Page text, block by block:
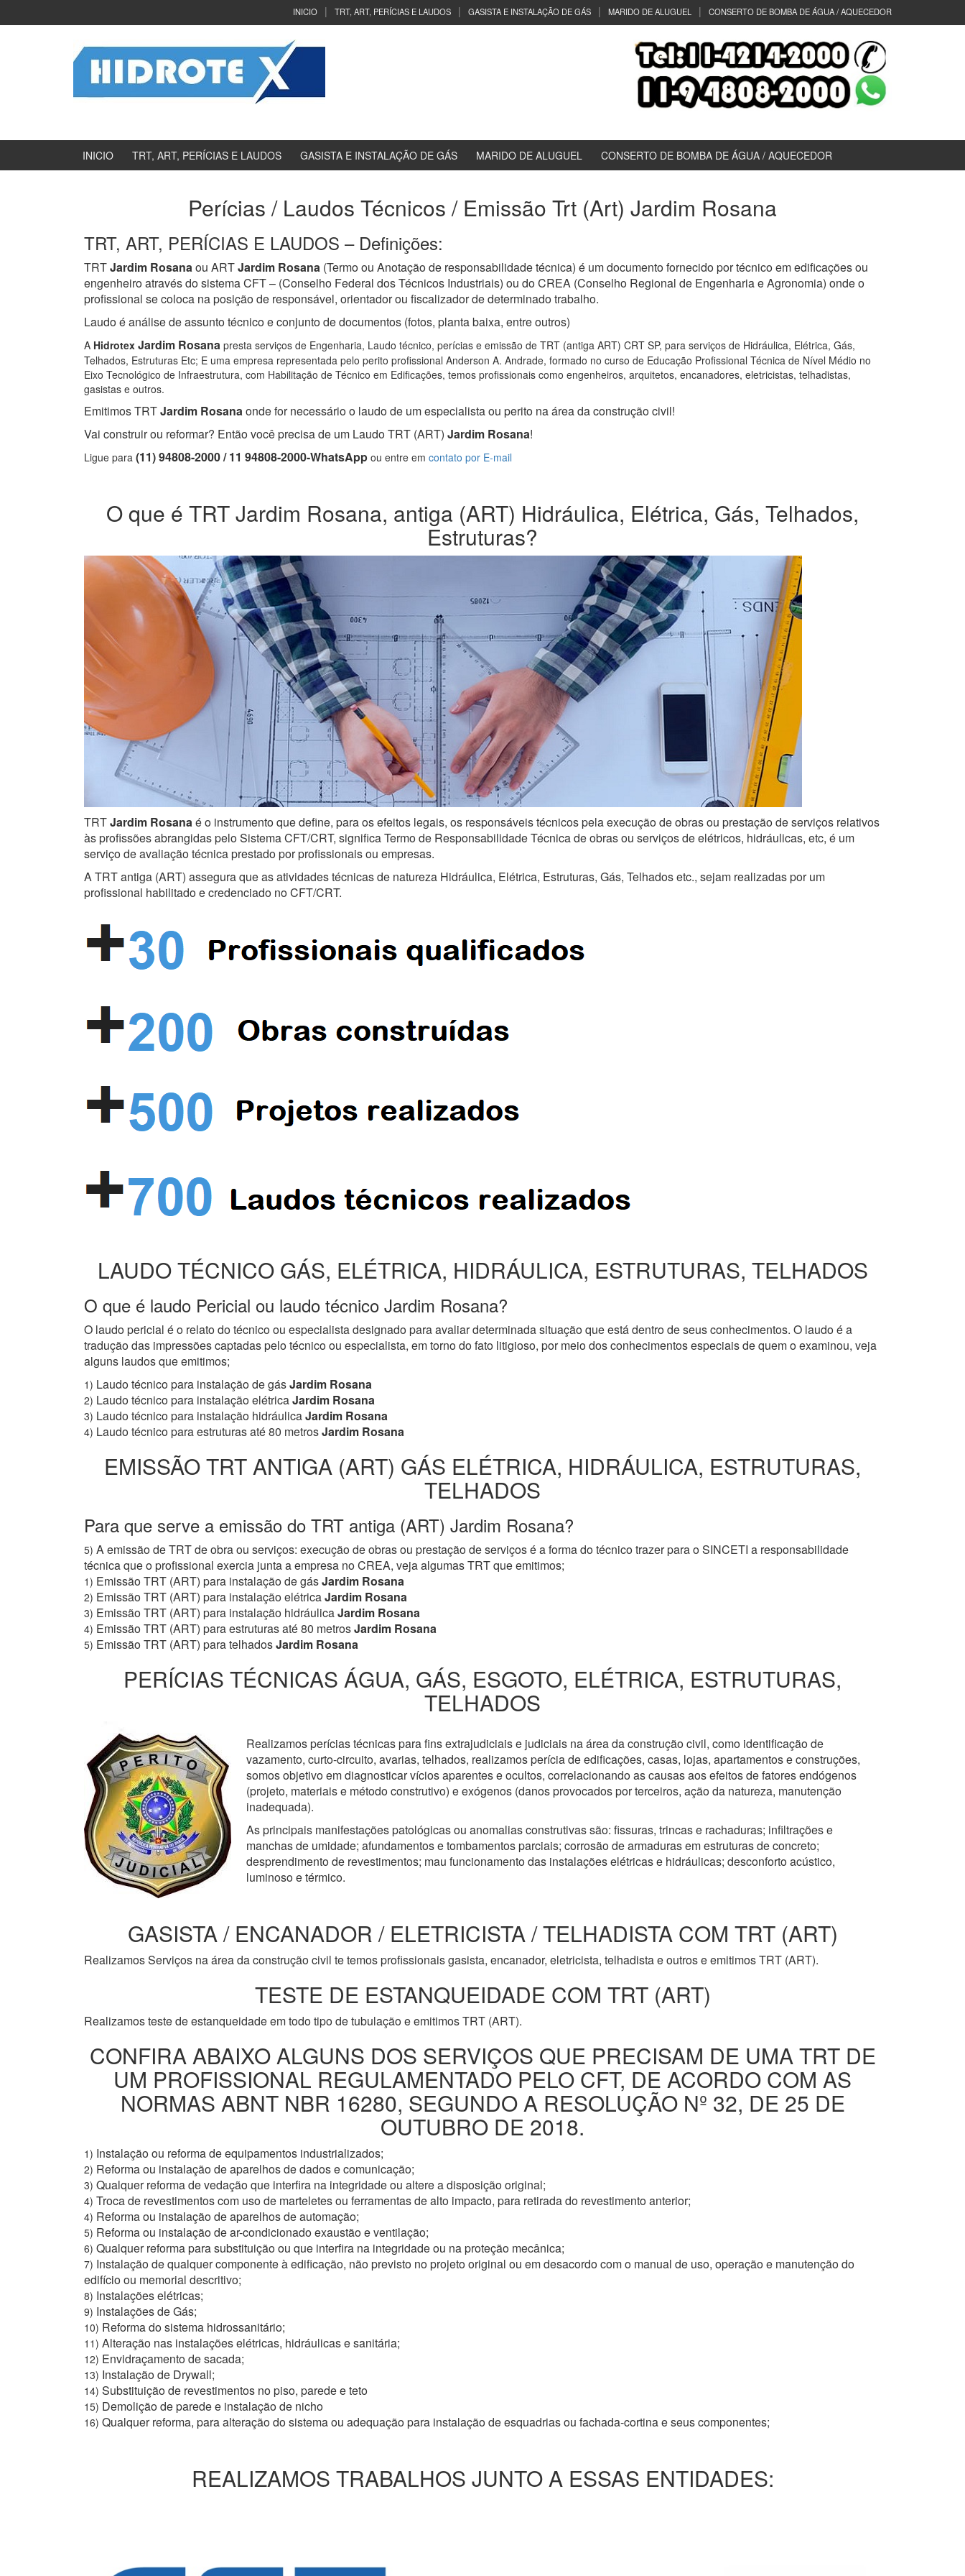
INICIO TRT, ART, PERÍCIAS E LAUDOS GASISTA E INSTALAÇÃO DE GÁS MARIDO DE ALUGUEL CONSERTO DE BOMBA DE ÁGUA / AQUECEDOR
INICIO TRT, ART, PERÍCIAS E LAUDOS GASISTA E INSTALAÇÃO DE GÁS MARIDO DE ALUGUEL CONSERTO DE BOMBA DE ÁGUA / AQUECEDOR
Perícias / Laudos Técnicos / Emissão Trt (Art) Jardim Rosana
TRT, ART, PERÍCIAS E LAUDOS – Definições:
TRTJardim Rosanaou ARTJardim Rosana (Termo ou Anotação de responsabilidade técnica) é um documento fornecido por técnico em edificações ou
engenheiro através do sistema CFT – (Conselho Federal dos Técnicos Industriais) ou do CREA (Conselho Regional de Engenharia e Agronomia) onde o
profissional se coloca na posição de responsável, orientador ou fiscalizador de determinado trabalho.
Laudo é análise de assunto técnico e conjunto de documentos (fotos, planta baixa, entre outros)
A Hidrotex Jardim Rosana presta serviços de Engenharia, Laudo técnico, perícias e emissão de TRT (antiga ART) CRT SP, para serviços de Hidráulica, Elétrica, Gás,
Telhados, Estruturas Etc; E uma empresa representada pelo perito profissional Anderson A. Andrade, formado no curso de Educação Profissional Técnica de Nível Médio no
Eixo Tecnológico de Infraestrutura, com Habilitação de Técnico em Edificações, temos profissionais como engenheiros, arquitetos, encanadores, eletricistas, telhadistas,
gasistas e outros.
Emitimos TRTJardim Rosanaonde for necessário o laudo de um especialista ou perito na área da construção civil!
Vai construir ou reformar? Então você precisa de um Laudo TRT (ART) Jardim Rosana!
Ligue para (11) 94808-2000 / 11 94808-2000-WhatsApp ou entre em contato por E-mail
O que é TRT Jardim Rosana, antiga (ART) Hidráulica, Elétrica, Gás, Telhados,
Estruturas?
TRTJardim Rosanaé o instrumento que define, para os efeitos legais, os responsáveis técnicos pela execução de obras ou prestação de serviços relativos
às profissões abrangidas pelo Sistema CFT/CRT, significa Termo de Responsabilidade Técnica de obras ou serviços de elétricos, hidráulicas, etc, é um
serviço de avaliação técnica prestado por profissionais ou empresas.
A TRT antiga (ART) assegura que as atividades técnicas de natureza Hidráulica, Elétrica, Estruturas, Gás, Telhados etc., sejam realizadas por um
profissional habilitado e credenciado no CFT/CRT.
LAUDO TÉCNICO GÁS, ELÉTRICA, HIDRÁULICA, ESTRUTURAS, TELHADOS
O que é laudo Pericial ou laudo técnico Jardim Rosana?
O laudo pericial é o relato do técnico ou especialista designado para avaliar determinada situação que está dentro de seus conhecimentos. O laudo é a
tradução das impressões captadas pelo técnico ou especialista, em torno do fato litigioso, por meio dos conhecimentos especiais de quem o examinou, veja
alguns laudos que emitimos;
1) Laudo técnico para instalação de gásJardim Rosana
2) Laudo técnico para instalação elétricaJardim Rosana
3) Laudo técnico para instalação hidráulicaJardim Rosana
4) Laudo técnico para estruturas até 80 metrosJardim Rosana
EMISSÃO TRT ANTIGA (ART) GÁS ELÉTRICA, HIDRÁULICA, ESTRUTURAS,
TELHADOS
Para que serve a emissão do TRT antiga (ART) Jardim Rosana?
5) A emissão de TRT de obra ou serviços: execução de obras ou prestação de serviços é a forma do técnico trazer para o SINCETI a responsabilidade
técnica que o profissional exercia junta a empresa no CREA, veja algumas TRT que emitimos;
1) Emissão TRT (ART) para instalação de gásJardim Rosana
2) Emissão TRT (ART) para instalação elétricaJardim Rosana
3) Emissão TRT (ART) para instalação hidráulicaJardim Rosana
4) Emissão TRT (ART) para estruturas até 80 metrosJardim Rosana
5) Emissão TRT (ART) para telhadosJardim Rosana
PERÍCIAS TÉCNICAS ÁGUA, GÁS, ESGOTO, ELÉTRICA, ESTRUTURAS,
TELHADOS
Realizamos perícias técnicas para fins extrajudiciais e judiciais na área da construção civil, como identificação de
vazamento, curto-circuito, avarias, telhados, realizamos perícia de edificações, casas, lojas, apartamentos e construções,
somos objetivo em diagnosticar vícios aparentes e ocultos, correlacionando as causas aos efeitos de fatores endógenos
(projeto, materiais e método construtivo) e exógenos (danos provocados por terceiros, ação da natureza, manutenção
inadequada).
As principais manifestações patológicas ou anomalias construtivas são: fissuras, trincas e rachaduras; infiltrações e
manchas de umidade; afundamentos e tombamentos parciais; corrosão de armaduras em estruturas de concreto;
desprendimento de revestimentos; mau funcionamento das instalações elétricas e hidráulicas; desconforto acústico,
luminoso e térmico.
GASISTA / ENCANADOR / ELETRICISTA / TELHADISTA COM TRT (ART)
Realizamos Serviços na área da construção civil te temos profissionais gasista, encanador, eletricista, telhadista e outros e emitimos TRT (ART).
TESTE DE ESTANQUEIDADE COM TRT (ART)
Realizamos teste de estanqueidade em todo tipo de tubulação e emitimos TRT (ART).
CONFIRA ABAIXO ALGUNS DOS SERVIÇOS QUE PRECISAM DE UMA TRT DE
UM PROFISSIONAL REGULAMENTADO PELO CFT, DE ACORDO COM AS
NORMAS ABNT NBR 16280, SEGUNDO A RESOLUÇÃO Nº 32, DE 25 DE
OUTUBRO DE 2018.
1) Instalação ou reforma de equipamentos industrializados;
2) Reforma ou instalação de aparelhos de dados e comunicação;
3) Qualquer reforma de vedação que interfira na integridade ou altere a disposição original;
4) Troca de revestimentos com uso de marteletes ou ferramentas de alto impacto, para retirada do revestimento anterior;
4) Reforma ou instalação de aparelhos de automação;
5) Reforma ou instalação de ar-condicionado exaustão e ventilação;
6) Qualquer reforma para substituição ou que interfira na integridade ou na proteção mecânica;
7) Instalação de qualquer componente à edificação, não previsto no projeto original ou em desacordo com o manual de uso, operação e manutenção do
edifício ou memorial descritivo;
8) Instalações elétricas;
9) Instalações de Gás;
10) Reforma do sistema hidrossanitário;
11) Alteração nas instalações elétricas, hidráulicas e sanitária;
12) Envidraçamento de sacada;
13) Instalação de Drywall;
14) Substituição de revestimentos no piso, parede e teto
15) Demolição de parede e instalação de nicho
16) Qualquer reforma, para alteração do sistema ou adequação para instalação de esquadrias ou fachada-cortina e seus componentes;
REALIZAMOS TRABALHOS JUNTO A ESSAS ENTIDADES: